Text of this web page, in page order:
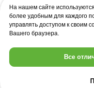
На нашем сайте
более удобным для каждого
управлять доступом к своим
Вашего браузера.
Все
Для подростков от 11
до 14 лет
ЕГЭ